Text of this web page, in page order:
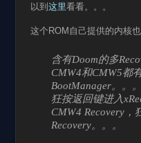
以到 这里看看。。。
这个ROM自己提供的内核
含有Doom的多
CMW4和CMW5都
BootManager。。
狂按返回键进入
CMW4 Recovery，
Recovery。。。